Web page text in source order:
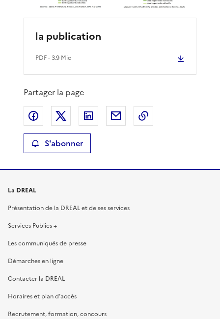
la publication
PDF- 3.9 Mio
Partager la page
Partager sur Facebook
Partager sur XPartager sur LinkedIn
Partager par email
S'abonner
La DREAL
Présentation de la DREAL et de ses services
Services Publics +
Les communiqués de presse
Démarches en ligne
Contacter la DREAL
Horaires et plan d’accès
Recrutement, formation, concours